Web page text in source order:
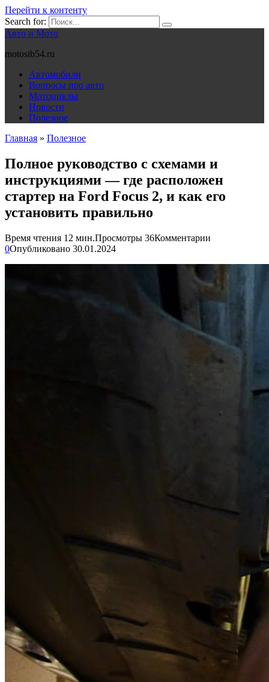
Перейти к контенту
Search for:
Авто и Мото
motosib54.ru
Автомобили
Вопросы про авто
Мотоциклы
Новости
Полезное
Главная » Полезное
Полное руководство с схемами и
инструкциями — где расположен
стартер на Ford Focus 2, и как его
установить правильно
Время чтения 12 мин.Просмотры 36Комментарии
0Опубликовано 30.01.2024